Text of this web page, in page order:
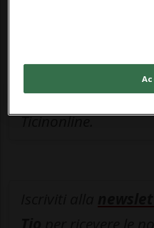
Entra nelcanale
Ticinonline.